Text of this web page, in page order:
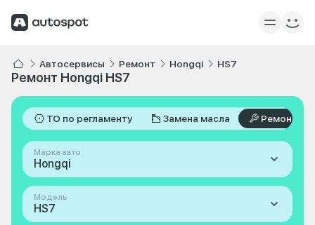
Автосервисы Ремонт Hongqi HS7
Ремонт Hongqi HS7
ТО по регламенту Замена масла Ремонт
Марка авто
Hongqi
Модель
HS7